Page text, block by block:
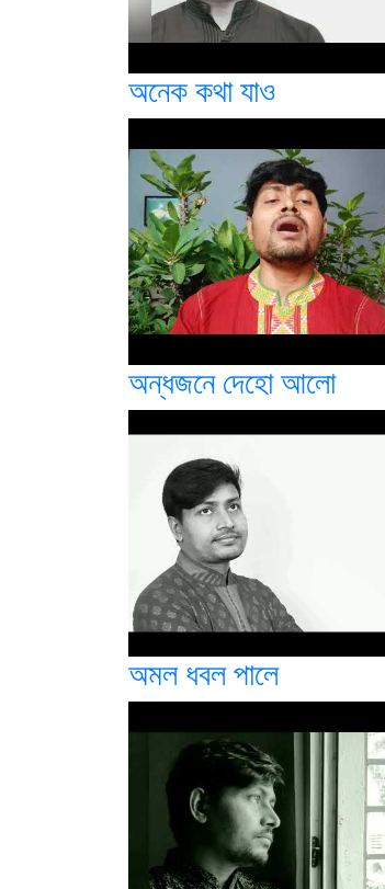
অনেক কথা যাও
অন্ধজনে দেহো আলো
অমল ধবল পালে